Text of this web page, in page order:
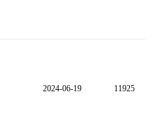
2024-06-19 11925